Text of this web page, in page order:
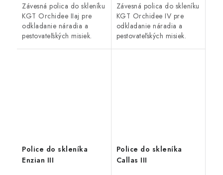
Závesná polica do skleníku
KGT Orchidee IIaj pre
odkladanie náradia a
pestovateľských misiek.
Závesná polica do skleníku
KGT Orchidee IV pre
odkladanie náradia a
pestovateľských misiek.
Police do skleníka
Enzian III
Police do skleníka
Callas III